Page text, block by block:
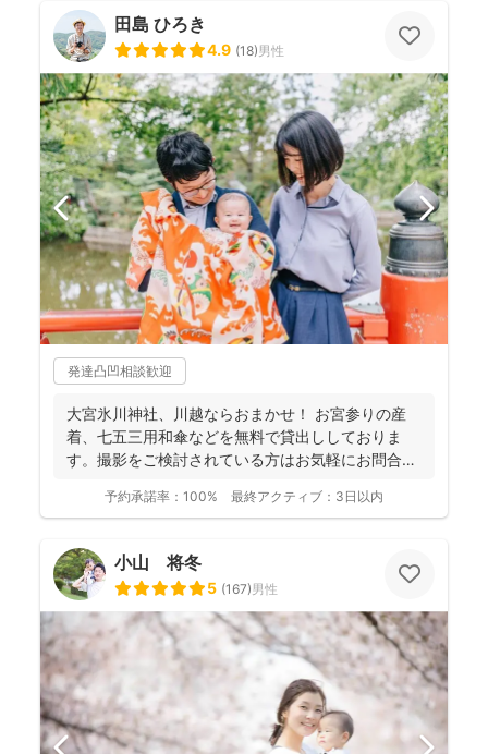
田島 ひろき
4.9 (18)男性
発達凸凹相談歓迎
大宮氷川神社、川越ならおまかせ！ お宮参りの産
着、七五三用和傘などを無料で貸出ししておりま
す。撮影をご検討されている方はお気軽にお問合せ
予約承諾率： 100% 最終アクティブ： 3日以内
小山 将冬
5 (167)男性